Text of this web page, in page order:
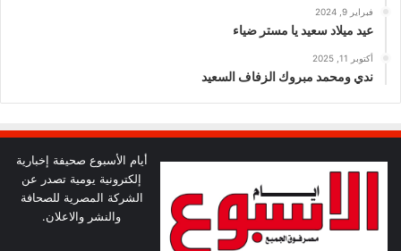
فبراير 9, 2024
عيد ميلاد سعيد يا مستر ضياء
أكتوبر 11, 2025
ندي ومحمد مبروك الزفاف السعيد
أيام الأسبوع صحيفة إخبارية
إلكترونية يومية تصدر عن
الشركة المصرية للصحافة
والنشر والاعلان.